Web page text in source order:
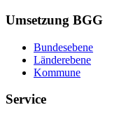
Umsetzung BGG
Bundesebene
Länderebene
Kommune
Service